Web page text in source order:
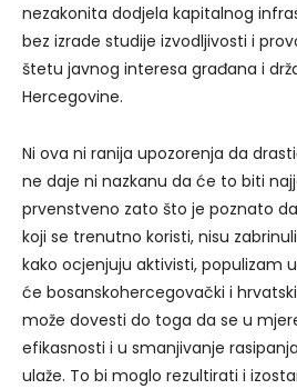
nezakonita dodjela kapitalnog
bez izrade studije izvodljivosti i
štetu javnog interesa građana i
Hercegovine.
Ni ova ni ranija upozorenja da
ne daje ni nazkanu da će to biti
prvenstveno zato što je poznato da
koji se trenutno koristi, nisu
kako ocjenjuju aktivisti, populizam
će bosanskohercegovački i
može dovesti do toga da se u
efikasnosti i u smanjivanje
ulaže. To bi moglo rezultirati i